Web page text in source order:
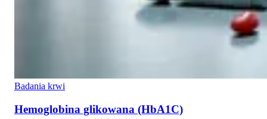
Badania krwi
Hemoglobina glikowana (HbA1C)